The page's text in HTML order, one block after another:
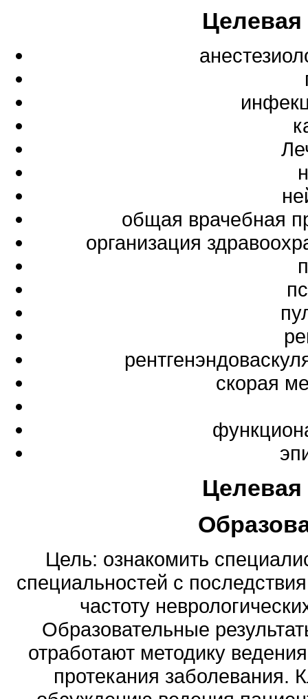
общая врачебная
организация
скорая
Цель: ознакомить
специальностей с
частоту
Образовательные
отработают методику
протекания заболевания.